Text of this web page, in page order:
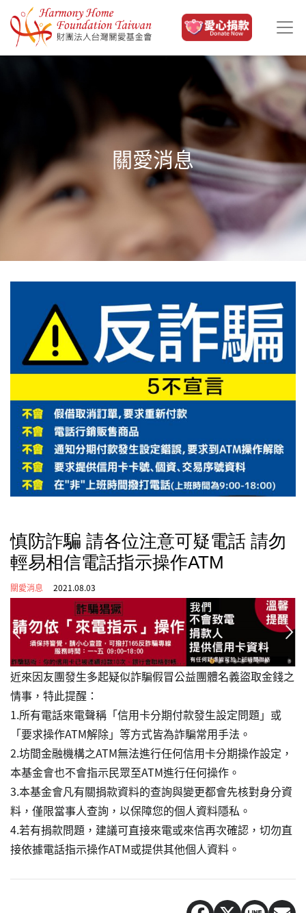
移至主內容
關愛消息
慎防詐騙 請各位注意可疑電話 請勿
輕易相信電話指示操作ATM
關愛消息 2021.08.03
近來因友團發生多起疑似詐騙假冒公益團體名義盜取金錢之
情事，特此提醒：
1.所有電話來電聲稱「信用卡分期付款發生設定問題」或
「要求操作ATM解除」等方式皆為詐騙常用手法。
2.坊間金融機構之ATM無法進行任何信用卡分期操作設定，
本基金會也不會指示民眾至ATM進行任何操作。
3.本基金會凡有關捐款資料的查詢與變更都會先核對身分資
料，僅限當事人查詢，以保障您的個人資料隱私。
4.若有捐款問題，建議可直接來電或來信再次確認，切勿直
接依據電話指示操作ATM或提供其他個人資料。